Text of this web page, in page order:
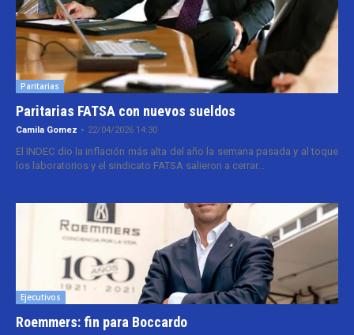
Paritarias
Paritarias FATSA con nuevos sueldos
Camila Gomez - 22/04/2026 14:30
El INDEC dio la inflación más alta del año la semana pasada y al toque
los laboratorios y el sindicato FATSA salieron a cerrar...
Ejecutivos
Roemmers: fin para Boccardo